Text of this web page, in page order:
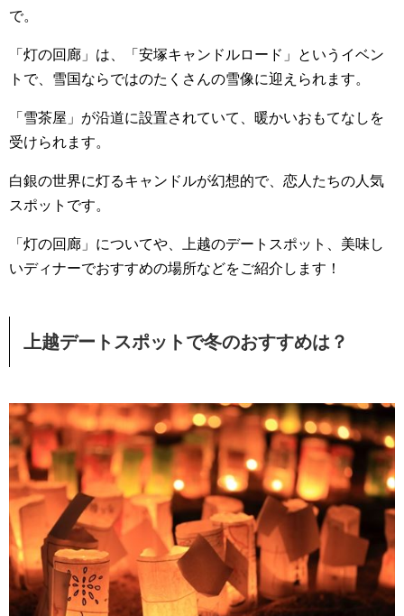
で。
「灯の回廊」は、「安塚キャンドルロード」というイベン
トで、雪国ならではのたくさんの雪像に迎えられます。
「雪茶屋」が沿道に設置されていて、暖かいおもてなしを
受けられます。
白銀の世界に灯るキャンドルが幻想的で、恋人たちの人気
スポットです。
「灯の回廊」についてや、上越のデートスポット、美味し
いディナーでおすすめの場所などをご紹介します！
上越デートスポットで冬のおすすめは？